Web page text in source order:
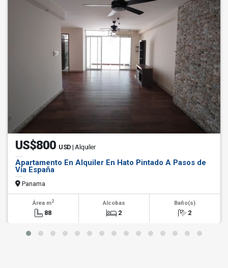
US$800 USD | Alquiler
Apartamento En Alquiler En Hato Pintado A Pasos de
Via España
Panama
Área m2
88
Alcobas
2
Baño(s)
2